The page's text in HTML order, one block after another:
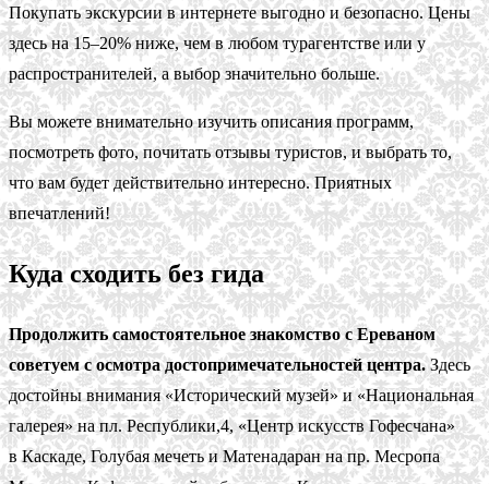
Покупать экскурсии в интернете выгодно и безопасно. Цены
здесь на 15–20% ниже, чем в любом турагентстве или у
распространителей, а выбор значительно больше.
Вы можете внимательно изучить описания программ,
посмотреть фото, почитать отзывы туристов, и выбрать то,
что вам будет действительно интересно. Приятных
впечатлений!
Куда сходить без гида
Продолжить самостоятельное знакомство с Ереваном
советуем с осмотра достопримечательностей центра.Здесь
достойны внимания «Исторический музей» и «Национальная
галерея» на пл. Республики,4, «Центр искусств Гофесчана»
в Каскаде, Голубая мечеть и Матенадаран на пр. Месропа